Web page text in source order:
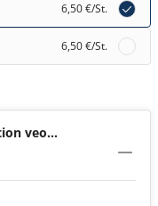
6,50 €/St.
6,50 €/St.
veo